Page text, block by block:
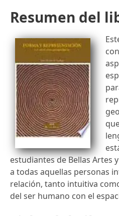
Resumen del
estudiantes de Bellas Artes
a todas aquellas personas
relación, tanto intuitiva
del ser humano con el